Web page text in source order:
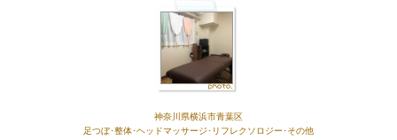
神奈川県横浜市青葉区
足つぼ･整体･ヘッドマッサージ･リフレクソロジー･その他